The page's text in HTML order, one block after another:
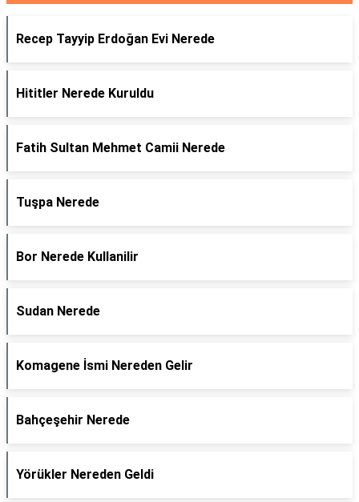
Recep Tayyip Erdoğan Evi Nerede
Hititler Nerede Kuruldu
Fatih Sultan Mehmet Camii Nerede
Tuşpa Nerede
Bor Nerede Kullanilir
Sudan Nerede
Komagene İsmi Nereden Gelir
Bahçeşehir Nerede
Yörükler Nereden Geldi